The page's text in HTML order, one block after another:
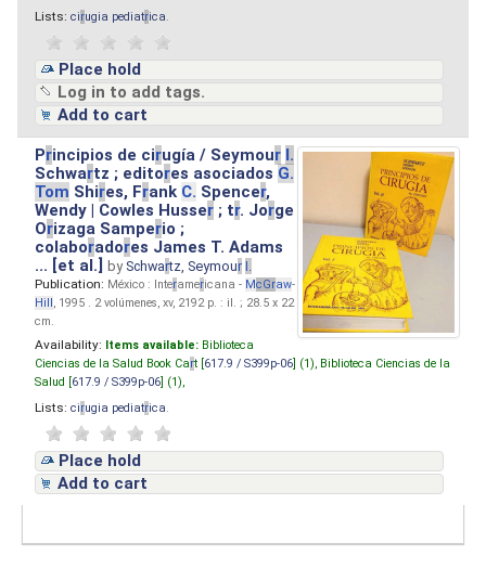
Lists: cirugia pediatrica
Place hold
Log in to add tags.
Add to cart
Principios de cirugía / Seymour I.
Schwartz ; editores asociados G.
Tom Shires, Frank C. Spencer,
Wendy | Cowles Husser ; tr. Jorge
Orizaga Samperio ;
colaboradores James T. Adams
... [et al.]by Schwartz, Seymour I.
Publication: México : Interamericana - McGraw-
Hill, 1995 . 2 volúmenes, xv, 2192 p. : il. ; 28.5 x 22
cm.
Availability: Items available: Biblioteca
Ciencias de la Salud Book Cart [ 617.9 / S399p-06 ] (1), Biblioteca Ciencias de la
Salud [ 617.9 / S399p-06 ] (1),
Lists: cirugia pediatrica
Place hold
Add to cart